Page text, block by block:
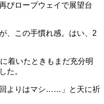
びロープウェイで展望台
、この手慣れ感。はい、2
着いたときもまだ充分明
た。
よりはマシ……」と天に祈